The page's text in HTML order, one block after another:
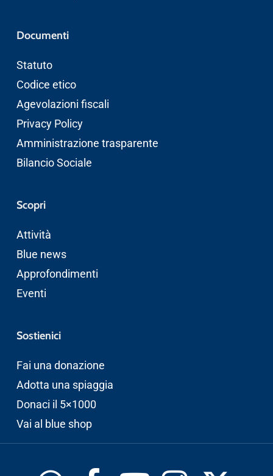
Documenti
Statuto
Codice etico
Agevolazioni fiscali
Privacy Policy
Amministrazione trasparente
Bilancio Sociale
Scopri
Attività
Blue news
Approfondimenti
Eventi
Sostienici
Fai una donazione
Adotta una spiaggia
Donaci il 5×1000
Vai al blue shop